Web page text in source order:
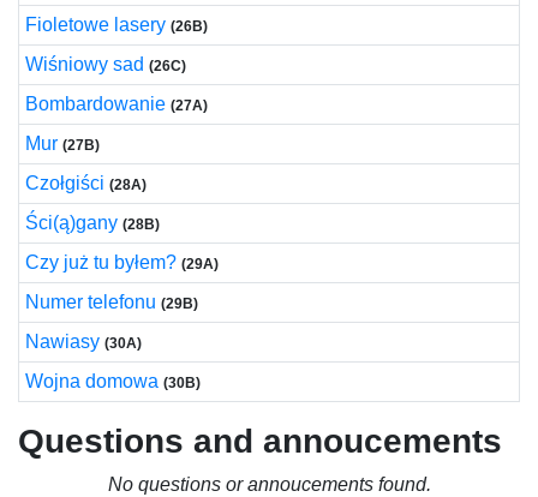
Fioletowe lasery (26B)
Wiśniowy sad (26C)
Bombardowanie (27A)
Mur (27B)
Czołgiści (28A)
Ści(ą)gany (28B)
Czy już tu byłem? (29A)
Numer telefonu (29B)
Nawiasy (30A)
Wojna domowa (30B)
Questions and annoucements
No questions or annoucements found.